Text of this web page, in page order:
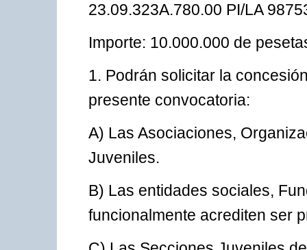
23.09.323A.780.00 PI/LA
Importe: 10.000.000 de
1. Podrán solicitar la
presente convocatoria:
A) Las Asociaciones,
Juveniles.
B) Las entidades sociales,
funcionalmente acrediten ser